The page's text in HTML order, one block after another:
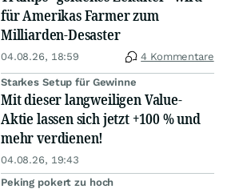
für Amerikas Farmer zum
Milliarden-Desaster
04.08.26, 18:59 4 Kommentare
Starkes Setup für Gewinne
Mit dieser langweiligen Value-
Aktie lassen sich jetzt +100 % und
mehr verdienen!
04.08.26, 19:43
Peking pokert zu hoch